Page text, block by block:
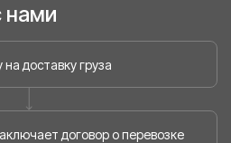
нами
доставку груза
договор о перевозке